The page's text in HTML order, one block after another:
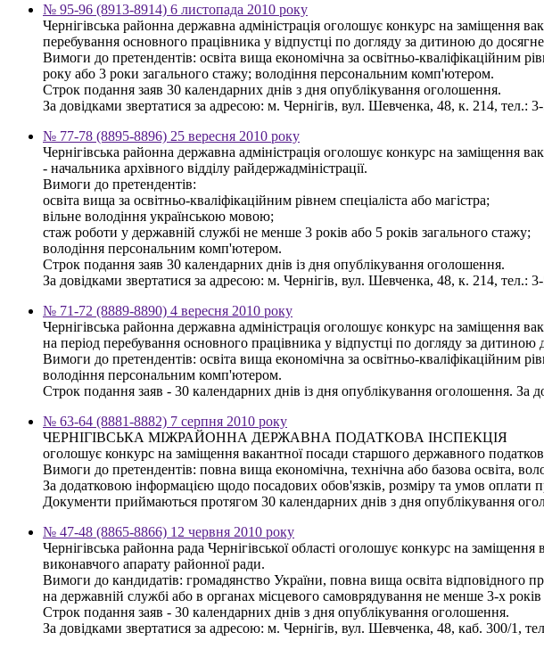
№ 95-96 (8913-8914) 6 листопада 2010 року
Чернігівська районна державна адміністрація оголошує конкурс на заміщення
перебування основного працівника у відпустці по догляду за дитиною до
Вимоги до претендентів: освіта вища економічна за освітньо-кваліфікаційним
року або 3 роки загального стажу; володіння персональним комп'ютером.
Строк подання заяв 30 календарних днів з дня опублікування оголошення.
За довідками звертатися за адресою: м. Чернігів, вул. Шевченка, 48, к. 214, тел.:
№ 77-78 (8895-8896) 25 вересня 2010 року
Чернігівська районна державна адміністрація оголошує конкурс на заміщення
- начальника архівного відділу райдержадміністрації.
Вимоги до претендентів:
освіта вища за освітньо-кваліфікаційним рівнем спеціаліста або магістра;
вільне володіння українською мовою;
стаж роботи у державній службі не менше 3 років або 5 років загального стажу;
володіння персональним комп'ютером.
Строк подання заяв 30 календарних днів із дня опублікування оголошення.
За довідками звертатися за адресою: м. Чернігів, вул. Шевченка, 48, к. 214, тел.:
№ 71-72 (8889-8890) 4 вересня 2010 року
Чернігівська районна державна адміністрація оголошує конкурс на заміщення
на період перебування основного працівника у відпустці по догляду за дитиною
Вимоги до претендентів: освіта вища економічна за освітньо-кваліфікаційним
володіння персональним комп'ютером.
Строк подання заяв - 30 календарних днів із дня опублікування оголошення. За
№ 63-64 (8881-8882) 7 серпня 2010 року
ЧЕРНІГІВСЬКА МІЖРАЙОННА ДЕРЖАВНА ПОДАТКОВА ІНСПЕКЦІЯ
оголошує конкурс на заміщення вакантної посади старшого державного
Вимоги до претендентів: повна вища економічна, технічна або базова освіта,
За додатковою інформацією щодо посадових обов'язків, розміру та умов оплати
Документи приймаються протягом 30 календарних днів з дня опублікування
№ 47-48 (8865-8866) 12 червня 2010 року
Чернігівська районна рада Чернігівської області оголошує конкурс на
виконавчого апарату районної ради.
Вимоги до кандидатів: громадянство України, повна вища освіта відповідного
на державній службі або в органах місцевого самоврядування не менше 3-х
Строк подання заяв - 30 календарних днів з дня опублікування оголошення.
За довідками звертатися за адресою: м. Чернігів, вул. Шевченка, 48, каб. 300/1,